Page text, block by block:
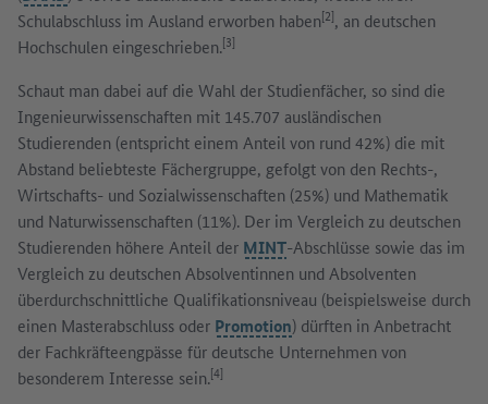
Schulabschluss im Ausland erworben haben[2], an deutschen
Hochschulen eingeschrieben.[3]
Schaut man dabei auf die Wahl der Studienfächer, so sind die
Ingenieurwissenschaften mit 145.707 ausländischen
Studierenden (entspricht einem Anteil von rund 42%) die mit
Abstand beliebteste Fächergruppe, gefolgt von den Rechts-,
Wirtschafts- und Sozialwissenschaften (25%) und Mathematik
und Naturwissenschaften (11%). Der im Vergleich zu deutschen
Studierenden höhere Anteil der MINT-Abschlüsse sowie das im
Vergleich zu deutschen Absolventinnen und Absolventen
überdurchschnittliche Qualifikationsniveau (beispielsweise durch
einen Masterabschluss oder Promotion) dürften in Anbetracht
der Fachkräfteengpässe für deutsche Unternehmen von
besonderem Interesse sein.[4]